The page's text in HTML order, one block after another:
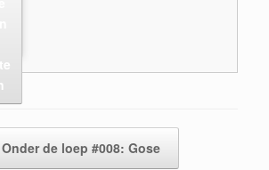
Onder de loep #008: Gose